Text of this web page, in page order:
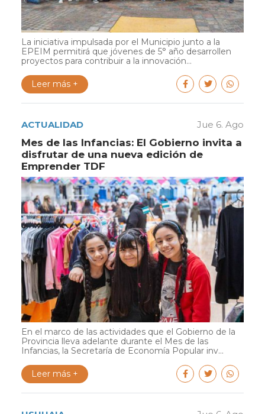
La iniciativa impulsada por el Municipio junto a la
EPEIM permitirá que jóvenes de 5° año desarrollen
proyectos para contribuir a la innovación...
Leer más +
ACTUALIDAD Jue 6. Ago
Mes de las Infancias: El Gobierno invita a
disfrutar de una nueva edición de
Emprender TDF
En el marco de las actividades que el Gobierno de la
Provincia lleva adelante durante el Mes de las
Infancias, la Secretaría de Economía Popular inv...
Leer más +